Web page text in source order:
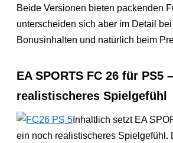
Beide Versionen bieten packenden
unterscheiden sich aber im Detail bei
Bonusinhalten und natürlich beim
EA SPORTS FC 26 für PS5
realistischeres Spielgefühl
Inhaltlich setzt EA
ein noch realistischeres Spielgefühl.